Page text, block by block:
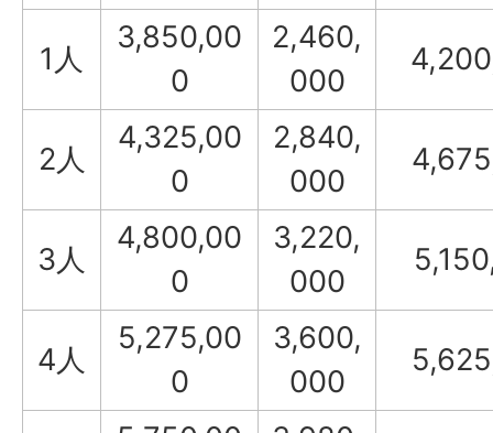
1人
3,850,00
0
2,460,
000
2人
4,325,00
0
2,840,
000
3人
4,800,00
0
3,220,
000
4人
5,275,00
0
3,600,
000